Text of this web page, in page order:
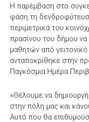
Η παρέμβαση στο
φάση τη
περιμετρικά του
πρασίνου του δήμου να
μαθητών από
ανταποκρίθηκε στην
Παγκόσμια Ημέρα
«Θέλουμε να
στην πόλη μας και
Αυτό που θα